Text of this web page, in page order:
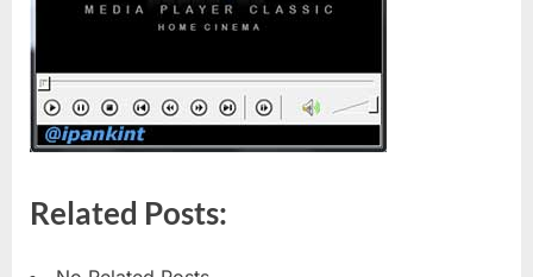
Related Posts: